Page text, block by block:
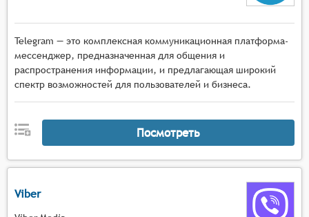
Telegram — это комплексная коммуникационная платформа-
мессенджер, предназначенная для общения и
распространения информации, и предлагающая широкий
спектр возможностей для пользователей и бизнеса.
Посмотреть
Viber